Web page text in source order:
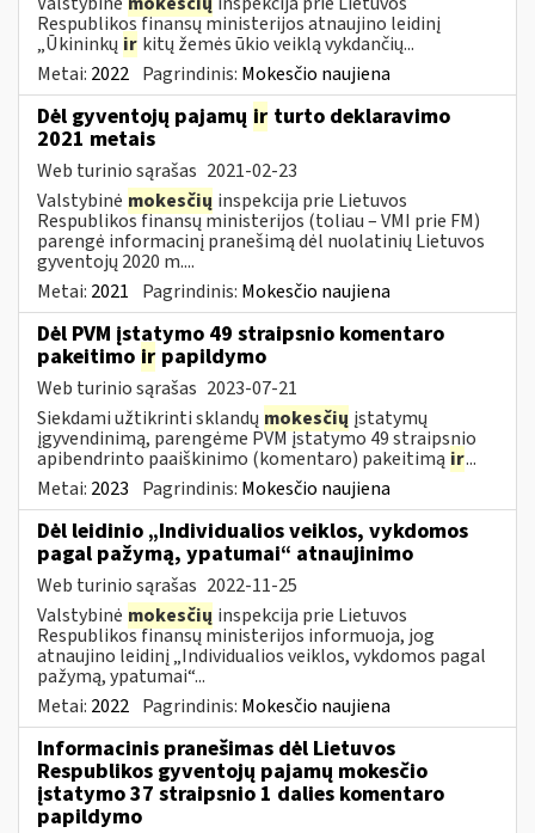
Respublikos finansų ministerijos atnaujino leidinį
„Ūkininkų ir kitų žemės ūkio veiklą vykdančių...
Metai: 2022 Pagrindinis: Mokesčio naujiena
Dėl gyventojų pajamų ir turto deklaravimo
2021 metais
Web turinio sąrašas 2021-02-23
Valstybinė mokesčių inspekcija prie Lietuvos
Respublikos finansų ministerijos (toliau – VMI prie FM)
parengė informacinį pranešimą dėl nuolatinių Lietuvos
gyventojų 2020 m....
Metai: 2021 Pagrindinis: Mokesčio naujiena
Dėl PVM įstatymo 49 straipsnio komentaro
pakeitimo ir papildymo
Web turinio sąrašas 2023-07-21
Siekdami užtikrinti sklandų mokesčių įstatymų
įgyvendinimą, parengėme PVM įstatymo 49 straipsnio
apibendrinto paaiškinimo (komentaro) pakeitimą ir...
Metai: 2023 Pagrindinis: Mokesčio naujiena
Dėl leidinio „Individualios veiklos, vykdomos
pagal pažymą, ypatumai“ atnaujinimo
Web turinio sąrašas 2022-11-25
Valstybinė mokesčių inspekcija prie Lietuvos
Respublikos finansų ministerijos informuoja, jog
atnaujino leidinį „Individualios veiklos, vykdomos pagal
pažymą, ypatumai“...
Metai: 2022 Pagrindinis: Mokesčio naujiena
Informacinis pranešimas dėl Lietuvos
Respublikos gyventojų pajamų mokesčio
įstatymo 37 straipsnio 1 dalies komentaro
papildymo